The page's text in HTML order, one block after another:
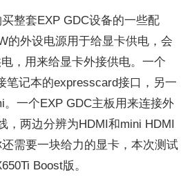
套EXP GDC设备的一些配
的外设电源用于给显卡供电，会
，用来给显卡外接供电。一个
笔记本的expresscard接口，另一
。一个EXP GDC主板用来连接外
，两边分辨为HDMI和mini HDMI
需要一块给力的显卡，本次测试
Boost版。